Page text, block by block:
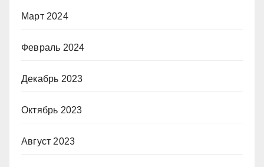
Март 2024
Февраль 2024
Декабрь 2023
Октябрь 2023
Август 2023